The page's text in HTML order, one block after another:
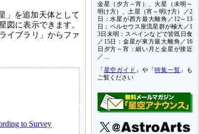
」を追加天体として
図に表示できます。
イブラリ」からファ
to Survey
金星（夕方～宵）、火星（未明～
明け方）、土星（宵～明け方）／2
日：水星が西方最大離角／12～13
日：ペルセウス座流星群が極大／1
3日未明：スペインなどで皆既日食
／15日：金星が東方最大離角／16
日夕方～宵：細い月と金星が接近
／…
「 星空ガイド 」や「特集一覧 」も
ご覧ください